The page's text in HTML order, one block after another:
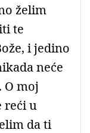
želim
te
i jedino
neće
O moj
reći u
da ti